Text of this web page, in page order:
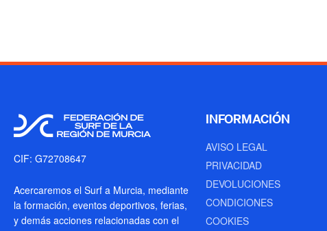
CIF: G72708647
Acercaremos el Surf a Murcia, mediante
la formación, eventos deportivos, ferias,
y demás acciones relacionadas con el
INFORMACIÓN
AVISO LEGAL
PRIVACIDAD
DEVOLUCIONES
CONDICIONES
COOKIES